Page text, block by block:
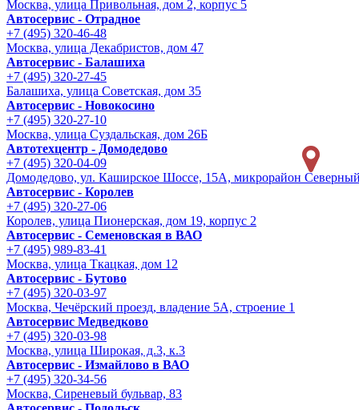
Москва, улица Привольная, дом 2, корпус 5
Автосервис - Отрадное
+7 (495) 320-46-48
Москва, улица Декабристов, дом 47
Автосервис - Балашиха
+7 (495) 320-27-45
Балашиха, улица Советская, дом 35
Автосервис - Новокосино
+7 (495) 320-27-10
Москва, улица Суздальская, дом 26Б
Автотехцентр - Домодедово
+7 (495) 320-04-09
Домодедово, ул. Каширское Шоссе, 15А, микрорайон
Автосервис - Королев
+7 (495) 320-27-06
Королев, улица Пионерская, дом 19, корпус 2
Автосервис - Семеновская в ВАО
+7 (495) 989-83-41
Москва, улица Ткацкая, дом 12
Автосервис - Бутово
+7 (495) 320-03-97
Москва, Чечёрский проезд, владение 5А, строение 1
Автосервис Медведково
+7 (495) 320-03-98
Москва, улица Широкая, д.3, к.3
Автосервис - Измайлово в ВАО
+7 (495) 320-34-56
Москва, Сиреневый бульвар, 83